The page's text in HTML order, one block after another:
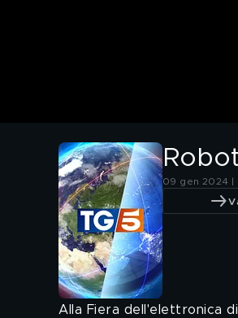
09 gen 2024 |
Alla Fiera dell'elettronica